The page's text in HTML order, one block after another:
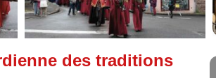
des traditions